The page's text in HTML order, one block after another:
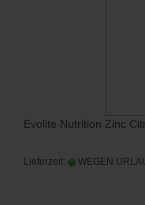
Evolite Nutrition Zinc
Lieferzeit: WEGEN